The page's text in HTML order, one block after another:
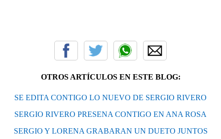
OTROS ARTÍCULOS EN ESTE BLOG:
SE EDITA CONTIGO LO NUEVO DE SERGIO RIVERO
SERGIO RIVERO PRESENA CONTIGO EN ANA ROSA
SERGIO Y LORENA GRABARAN UN DUETO JUNTOS